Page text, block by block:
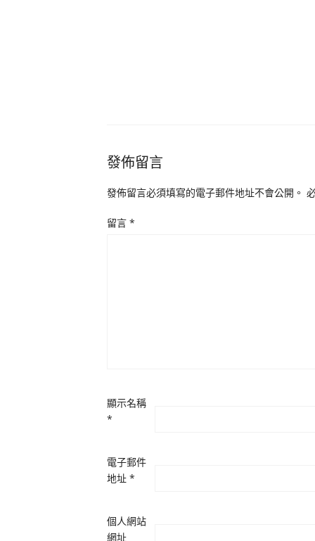
發佈留言
發佈留言必須填寫的電子郵件地址不會公開。
留言 *
顯示名稱
*
電子郵件
地址 *
個人網站
網址